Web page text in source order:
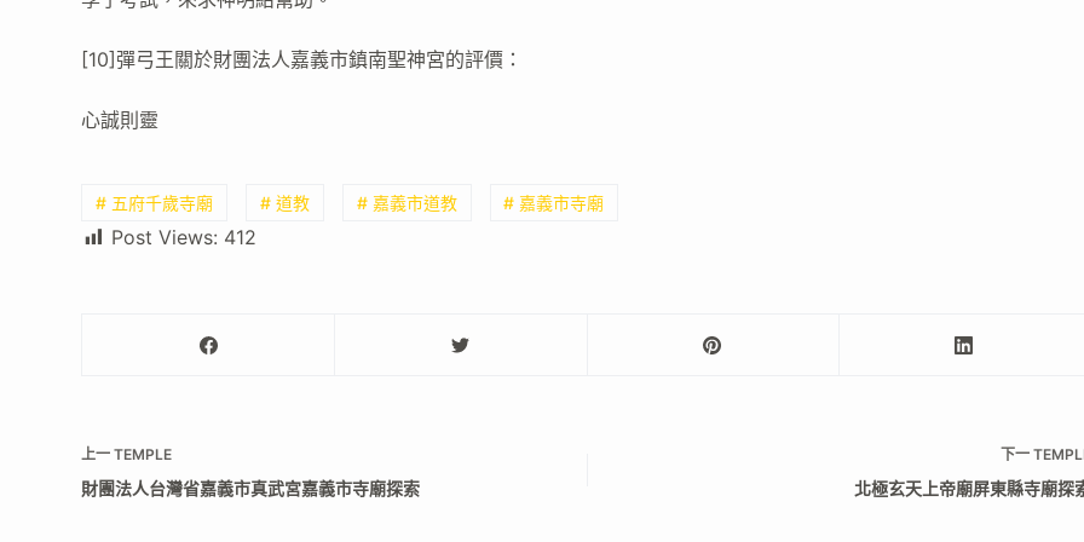
[10]彈弓王關於財團法人嘉義市鎮南聖神宮的評價：
心誠則靈
# 五府千歲寺廟 # 道教 # 嘉義市道教 # 嘉義市寺廟
Post Views: 412
上一TEMPLE
財團法人台灣省嘉義市真武宮嘉義市寺廟探索
下一
北極玄天上帝廟屏東縣寺廟探